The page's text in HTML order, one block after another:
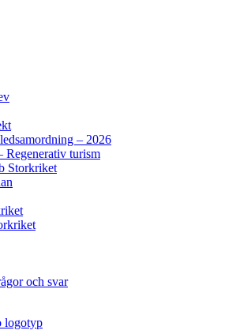
– 2026
Regenerativ turism
Storkriket
och svar